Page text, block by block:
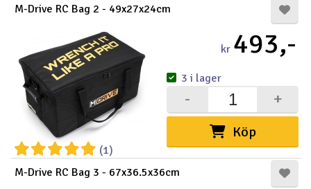
Radioutrustning
Raketer
Scooter & elfordon
Smarthem, lek och hobby
M-Drive RC Bag 2 - 49x27x24cm
(1)
kr 493,-
Köp
+
-
3 i lager
M-Drive RC Bag 3 - 67x36.5x36cm